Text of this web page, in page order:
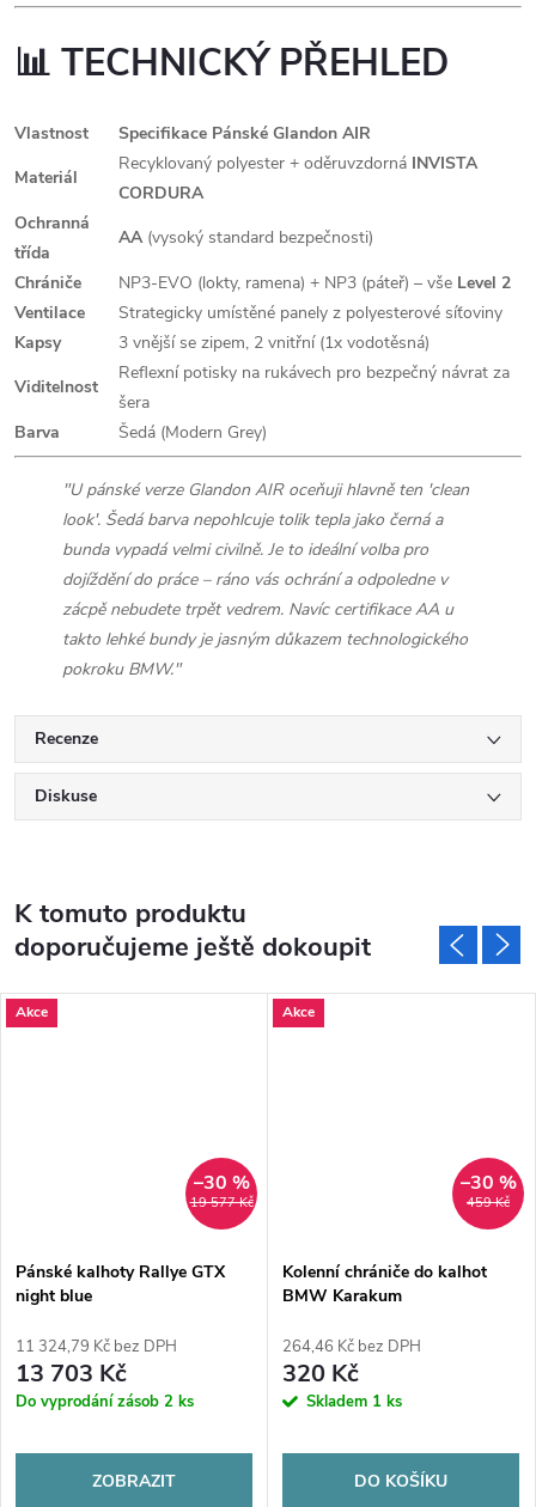
📊 TECHNICKÝ PŘEHLED
Vlastnost
Specifikace Pánské Glandon AIR
Materiál
Recyklovaný polyester + oděruvzdorná INVISTA
CORDURA
Ochranná
třída
AA(vysoký standard bezpečnosti)
Chrániče
NP3-EVO (lokty, ramena) + NP3 (páteř) – vše Level 2
Ventilace
Strategicky umístěné panely z polyesterové síťoviny
Kapsy
3 vnější se zipem, 2 vnitřní (1x vodotěsná)
Viditelnost
Reflexní potisky na rukávech pro bezpečný návrat za
šera
Barva
Šedá (Modern Grey)
"U pánské verze Glandon AIR oceňuji hlavně ten 'clean
look'. Šedá barva nepohlcuje tolik tepla jako černá a
bunda vypadá velmi civilně. Je to ideální volba pro
dojíždění do práce – ráno vás ochrání a odpoledne v
zácpě nebudete trpět vedrem. Navíc certifikace AA u
takto lehké bundy je jasným důkazem technologického
pokroku BMW."
Recenze
Diskuse
K tomuto produktu
doporučujeme ještě dokoupit
Akce
19 577 Kč
–30 %
Pánské kalhoty Rallye GTX
night blue
11 324,79 Kč bez DPH
13 703 Kč
Do vyprodání zásob 2 ks
ZOBRAZIT
Akce
459 Kč
–30 %
Kolenní chrániče do kalhot
BMW Karakum
264,46 Kč bez DPH
320 Kč
Skladem 1 ks
DO KOŠÍKU